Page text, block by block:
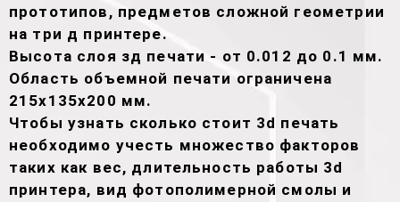
прототипов, предметов сложной геометрии
на три д принтере.
Высота слоя зд печати - от 0.012 до 0.1 мм.
Область объемной печати ограничена
215х135х200 мм.
Чтобы узнать сколько стоит 3d печать
необходимо учесть множество факторов
таких как вес, длительность работы 3d
принтера, вид фотополимерной смолы и